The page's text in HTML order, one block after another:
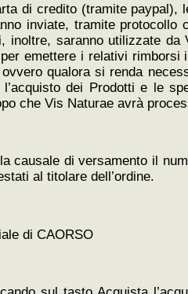
di credito (tramite
inviate, tramite protocollo
inoltre, saranno utilizzate
emettere i relativi
qualora si renda
dei Prodotti e le
che Vis Naturae avrà
causale di versamento il
al titolare dell’ordine.
di CAORSO